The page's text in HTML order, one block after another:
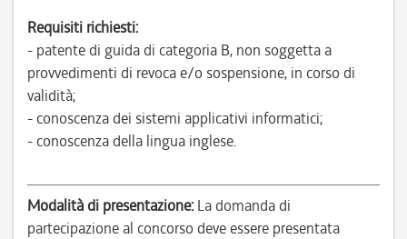
Requisiti richiesti:
- patente di guida di categoria B, non soggetta a
provvedimenti di revoca e/o sospensione, in corso di
validità;
- conoscenza dei sistemi applicativi informatici;
- conoscenza della lingua inglese.
Modalità di presentazione: La domanda di
partecipazione al concorso deve essere presentata